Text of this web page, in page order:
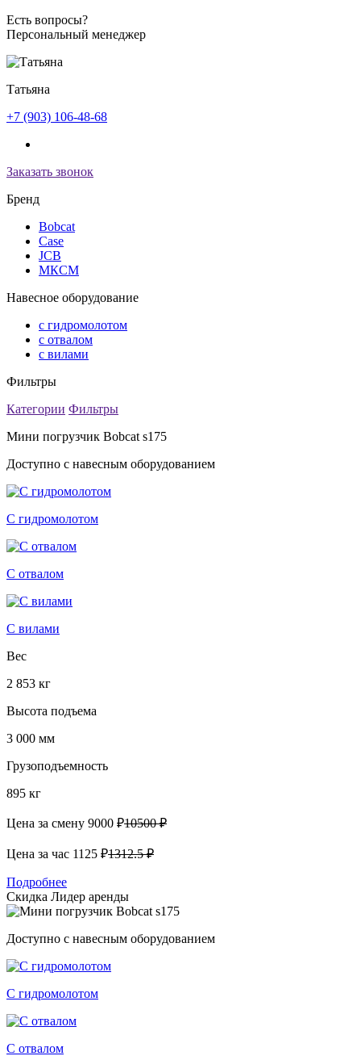
Есть вопросы?
Персональный менеджер
Татьяна
+7 (903) 106-48-68
Заказать звонок
Бренд
Bobcat
Case
JCB
МКСМ
Навесное оборудование
с гидромолотом
с отвалом
с вилами
Фильтры
Категории Фильтры
Мини погрузчик Bobcat s175
Доступно с навесным оборудованием
С гидромолотом
С отвалом
С вилами
Вес
2 853 кг
Высота подъема
3 000 мм
Грузоподъемность
895 кг
Цена за смену 9000 ₽10500 ₽
Цена за час 1125 ₽1312.5 ₽
Подробнее
Скидка Лидер аренды
Доступно с навесным оборудованием
С гидромолотом
С отвалом